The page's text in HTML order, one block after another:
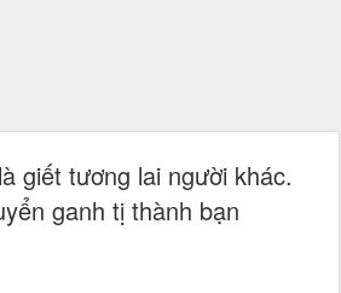
giết tương lai người khác.
ganh tị thành bạn